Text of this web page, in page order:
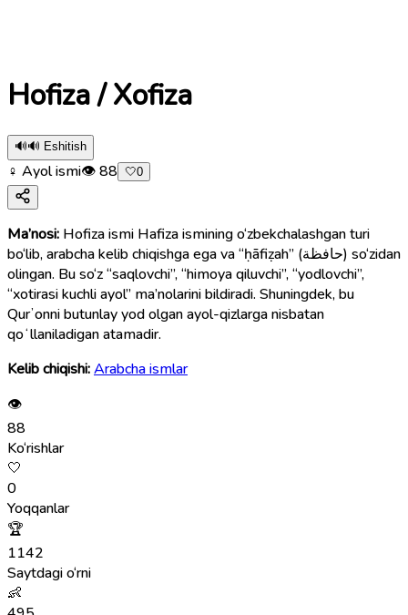
Hofiza / Xofiza
🔊🔊 Eshitish
♀ Ayol ismi👁88 🤍0
Ma’nosi: Hofiza ismi Hafiza ismining o‘zbekchalashgan turi
bo‘lib, arabcha kelib chiqishga ega va “ḥāfiẓah” (حافظة) so‘zidan
olingan. Bu so‘z “saqlovchi”, “himoya qiluvchi”, “yodlovchi”,
“xotirasi kuchli ayol” ma’nolarini bildiradi. Shuningdek, bu
Qurʼonni butunlay yod olgan ayol-qizlarga nisbatan
qoʻllaniladigan atamadir.
Kelib chiqishi:Arabcha ismlar
👁
88
Ko‘rishlar
🤍
0
Yoqqanlar
🏆
1142
Saytdagi o‘rni
👶